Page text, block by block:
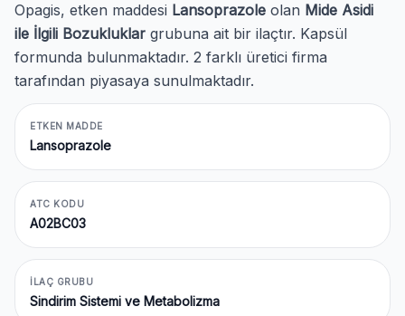
Opagis, etken maddesi Lansoprazole olan Mide Asidi
ile İlgili Bozukluklar grubuna ait bir ilaçtır. Kapsül
formunda bulunmaktadır. 2 farklı üretici firma
tarafından piyasaya sunulmaktadır.
ETKEN MADDE
Lansoprazole
ATC KODU
A02BC03
İLAÇ GRUBU
Sindirim Sistemi ve Metabolizma